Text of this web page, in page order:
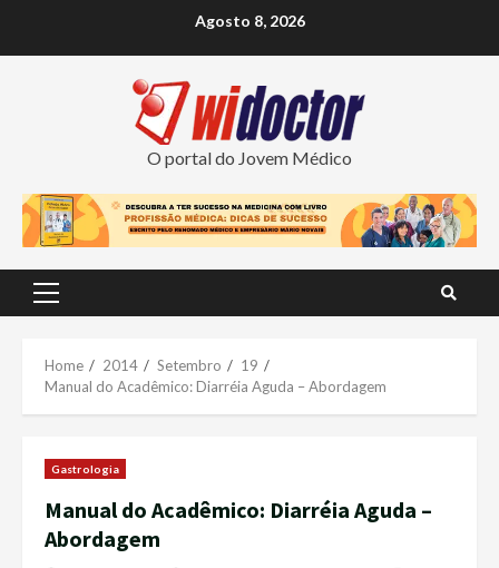
Agosto 8, 2026
O portal do Jovem Médico
Primary
Home 2014 Setembro
19
Manual do Acadêmico: Diarréia Aguda – Abordagem
Gastrologia
Manual do Acadêmico: Diarréia Aguda –
Abordagem